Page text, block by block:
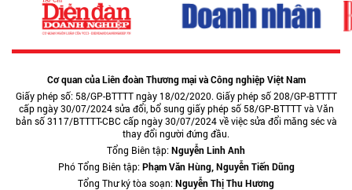
Cơ quan của Liên đoàn Thương mại và Công nghiệp Việt Nam
Giấy phép số: 58/GP-BTTTT ngày 18/02/2020. Giấy phép số 208/GP-BTTTT
cấp ngày 30/07/2024 sửa đổi, bổ sung giấy phép số 58/GP-BTTTT và Văn
bản số 3117/BTTTT-CBC cấp ngày 30/07/2024 về việc sửa đổi măng séc và
thay đổi người đứng đầu.
Tổng Biên tập:Nguyễn Linh Anh
Phó Tổng Biên tập:Phạm Văn Hùng, Nguyễn Tiến Dũng
Tổng Thư ký tòa soạn:Nguyễn Thị Thu Hương